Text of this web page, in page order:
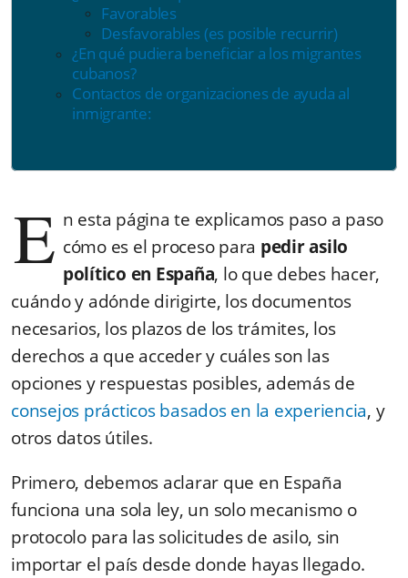
Favorables
Desfavorables (es posible recurrir)
¿En qué pudiera beneficiar a los migrantes
cubanos?
Contactos de organizaciones de ayuda al
inmigrante:
E n esta página te explicamos paso a paso
cómo es el proceso para pedir asilo
político en España, lo que debes hacer,
cuándo y adónde dirigirte, los documentos
necesarios, los plazos de los trámites, los
derechos a que acceder y cuáles son las
opciones y respuestas posibles, además de
consejos prácticos basados en la experiencia, y
otros datos útiles.
Primero, debemos aclarar que en España
funciona una sola ley, un solo mecanismo o
protocolo para las solicitudes de asilo, sin
importar el país desde donde hayas llegado.